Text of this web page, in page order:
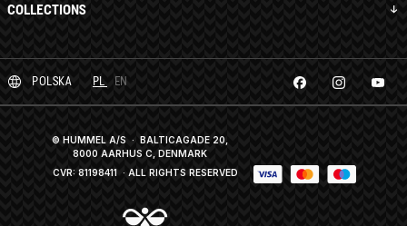
COLLECTIONS
POLSKA PL EN
© HUMMEL A/S · BALTICAGADE 20,
8000 AARHUS C, DENMARK
CVR: 81198411 · ALL RIGHTS RESERVED